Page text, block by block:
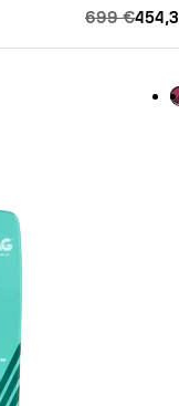
699 €